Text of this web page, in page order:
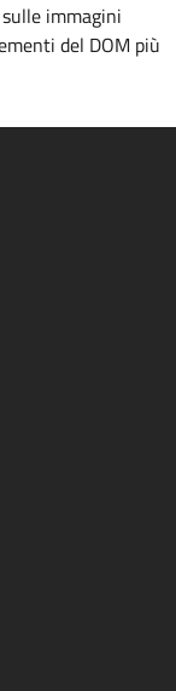
immagini
del DOM più